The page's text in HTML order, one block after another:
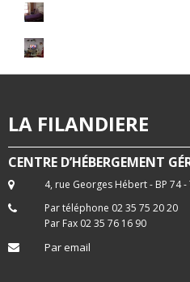
LA FILANDIERE
CENTRE D’HÉBERGEMENT
4, rue Georges Hébert - BP 74
Par téléphone 02 35 75 20 20
Par Fax 02 35 76 16 90
Par email